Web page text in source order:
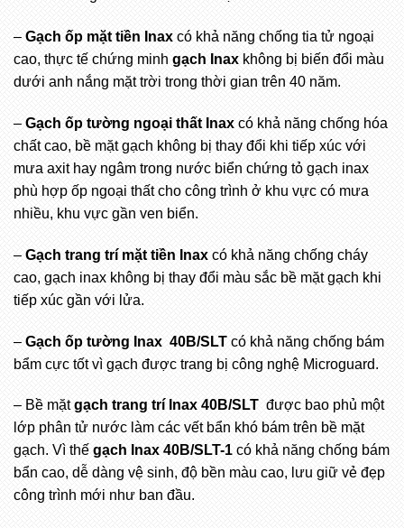
– Gạch ốp mặt tiền Inax có khả năng chống tia tử ngoại
cao, thực tế chứng minh gạch Inax không bị biến đổi màu
dưới anh nắng mặt trời trong thời gian trên 40 năm.
– Gạch ốp tường ngoại thất Inax có khả năng chống hóa
chất cao, bề mặt gạch không bị thay đổi khi tiếp xúc với
mưa axit hay ngâm trong nước biển chứng tỏ gạch inax
phù hợp ốp ngoại thất cho công trình ở khu vực có mưa
nhiều, khu vực gần ven biển.
– Gạch trang trí mặt tiền Inax có khả năng chống cháy
cao, gạch inax không bị thay đổi màu sắc bề mặt gạch khi
tiếp xúc gần với lửa.
– Gạch ốp tường Inax 40B/SLT có khả năng chống bám
bẩm cực tốt vì gạch được trang bị công nghệ Microguard.
– Bề mặtgạch trang trí Inax 40B/SLT được bao phủ một
lớp phân tử nước làm các vết bẩn khó bám trên bề mặt
gạch. Vì thế gạch Inax 40B/SLT-1 có khả năng chống bám
bẩn cao, dễ dàng vệ sinh, độ bền màu cao, lưu giữ vẻ đẹp
công trình mới như ban đầu.